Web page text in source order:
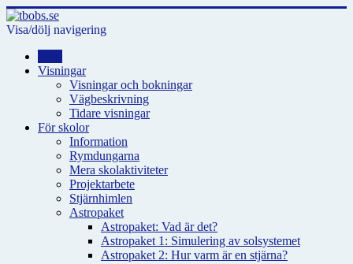
Visa/dölj navigering
Visningar
Visningar och bokningar
Vägbeskrivning
Tidare visningar
För skolor
Information
Rymdungarna
Mera skolaktiviteter
Projektarbete
Stjärnhimlen
Astropaket
Astropaket: Vad är det?
Astropaket 1: Simulering av solsystemet
Astropaket 2: Hur varm är en stjärna?